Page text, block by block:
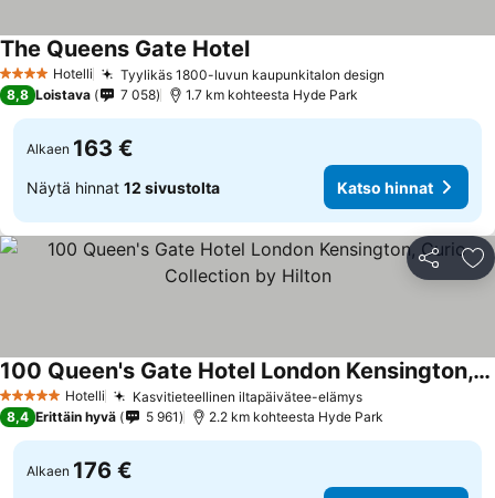
4 Tähtiluokitus
Hotelli Tyylikäs 1800-luvun kaupunkitalon design
The Queens Gate HotelKatso hinnat
8,8 Loistava 7 058 1.7 km kohteesta Hyde Park
Alkaen 163 €
Näytä hinnat 12 sivustolta Katso hinnat
Jaa
5 Tähtiluokitus
Hotelli Kasvitieteellinen iltapäivätee-elämysKatso hinnat
100 Queen's Gate Hotel London Kensington, Curio Collection by Hilton
Katso hinnat
8,4 Erittäin hyvä 5 961 2.2 km kohteesta Hyde Park
Alkaen 176 €